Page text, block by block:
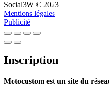
Social3W © 2023
Mentions légales
Publicité
Inscription
Motocustom est un site du